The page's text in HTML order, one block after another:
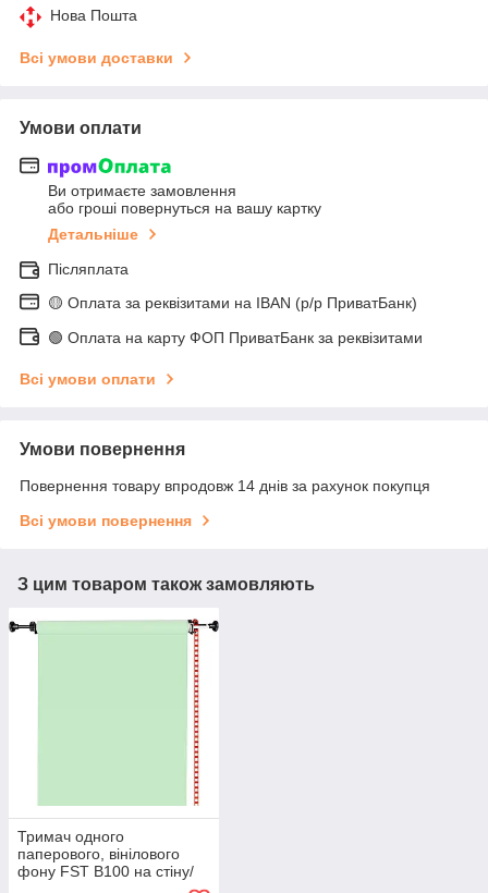
Нова Пошта
Всі умови доставки
Умови оплати
Ви отримаєте замовлення
або гроші повернуться на вашу картку
Детальніше
Післяплата
🟡 Оплата за реквізитами на IBAN (р/р ПриватБанк)
🟢 Оплата на карту ФОП ПриватБанк за реквізитами
Всі умови оплати
Умови повернення
Повернення товару впродовж 14 днів за рахунок покупця
Всі умови повернення
З цим товаром також замовляють
Тримач одного
паперового, вінілового
фону FST B100 на стіну/